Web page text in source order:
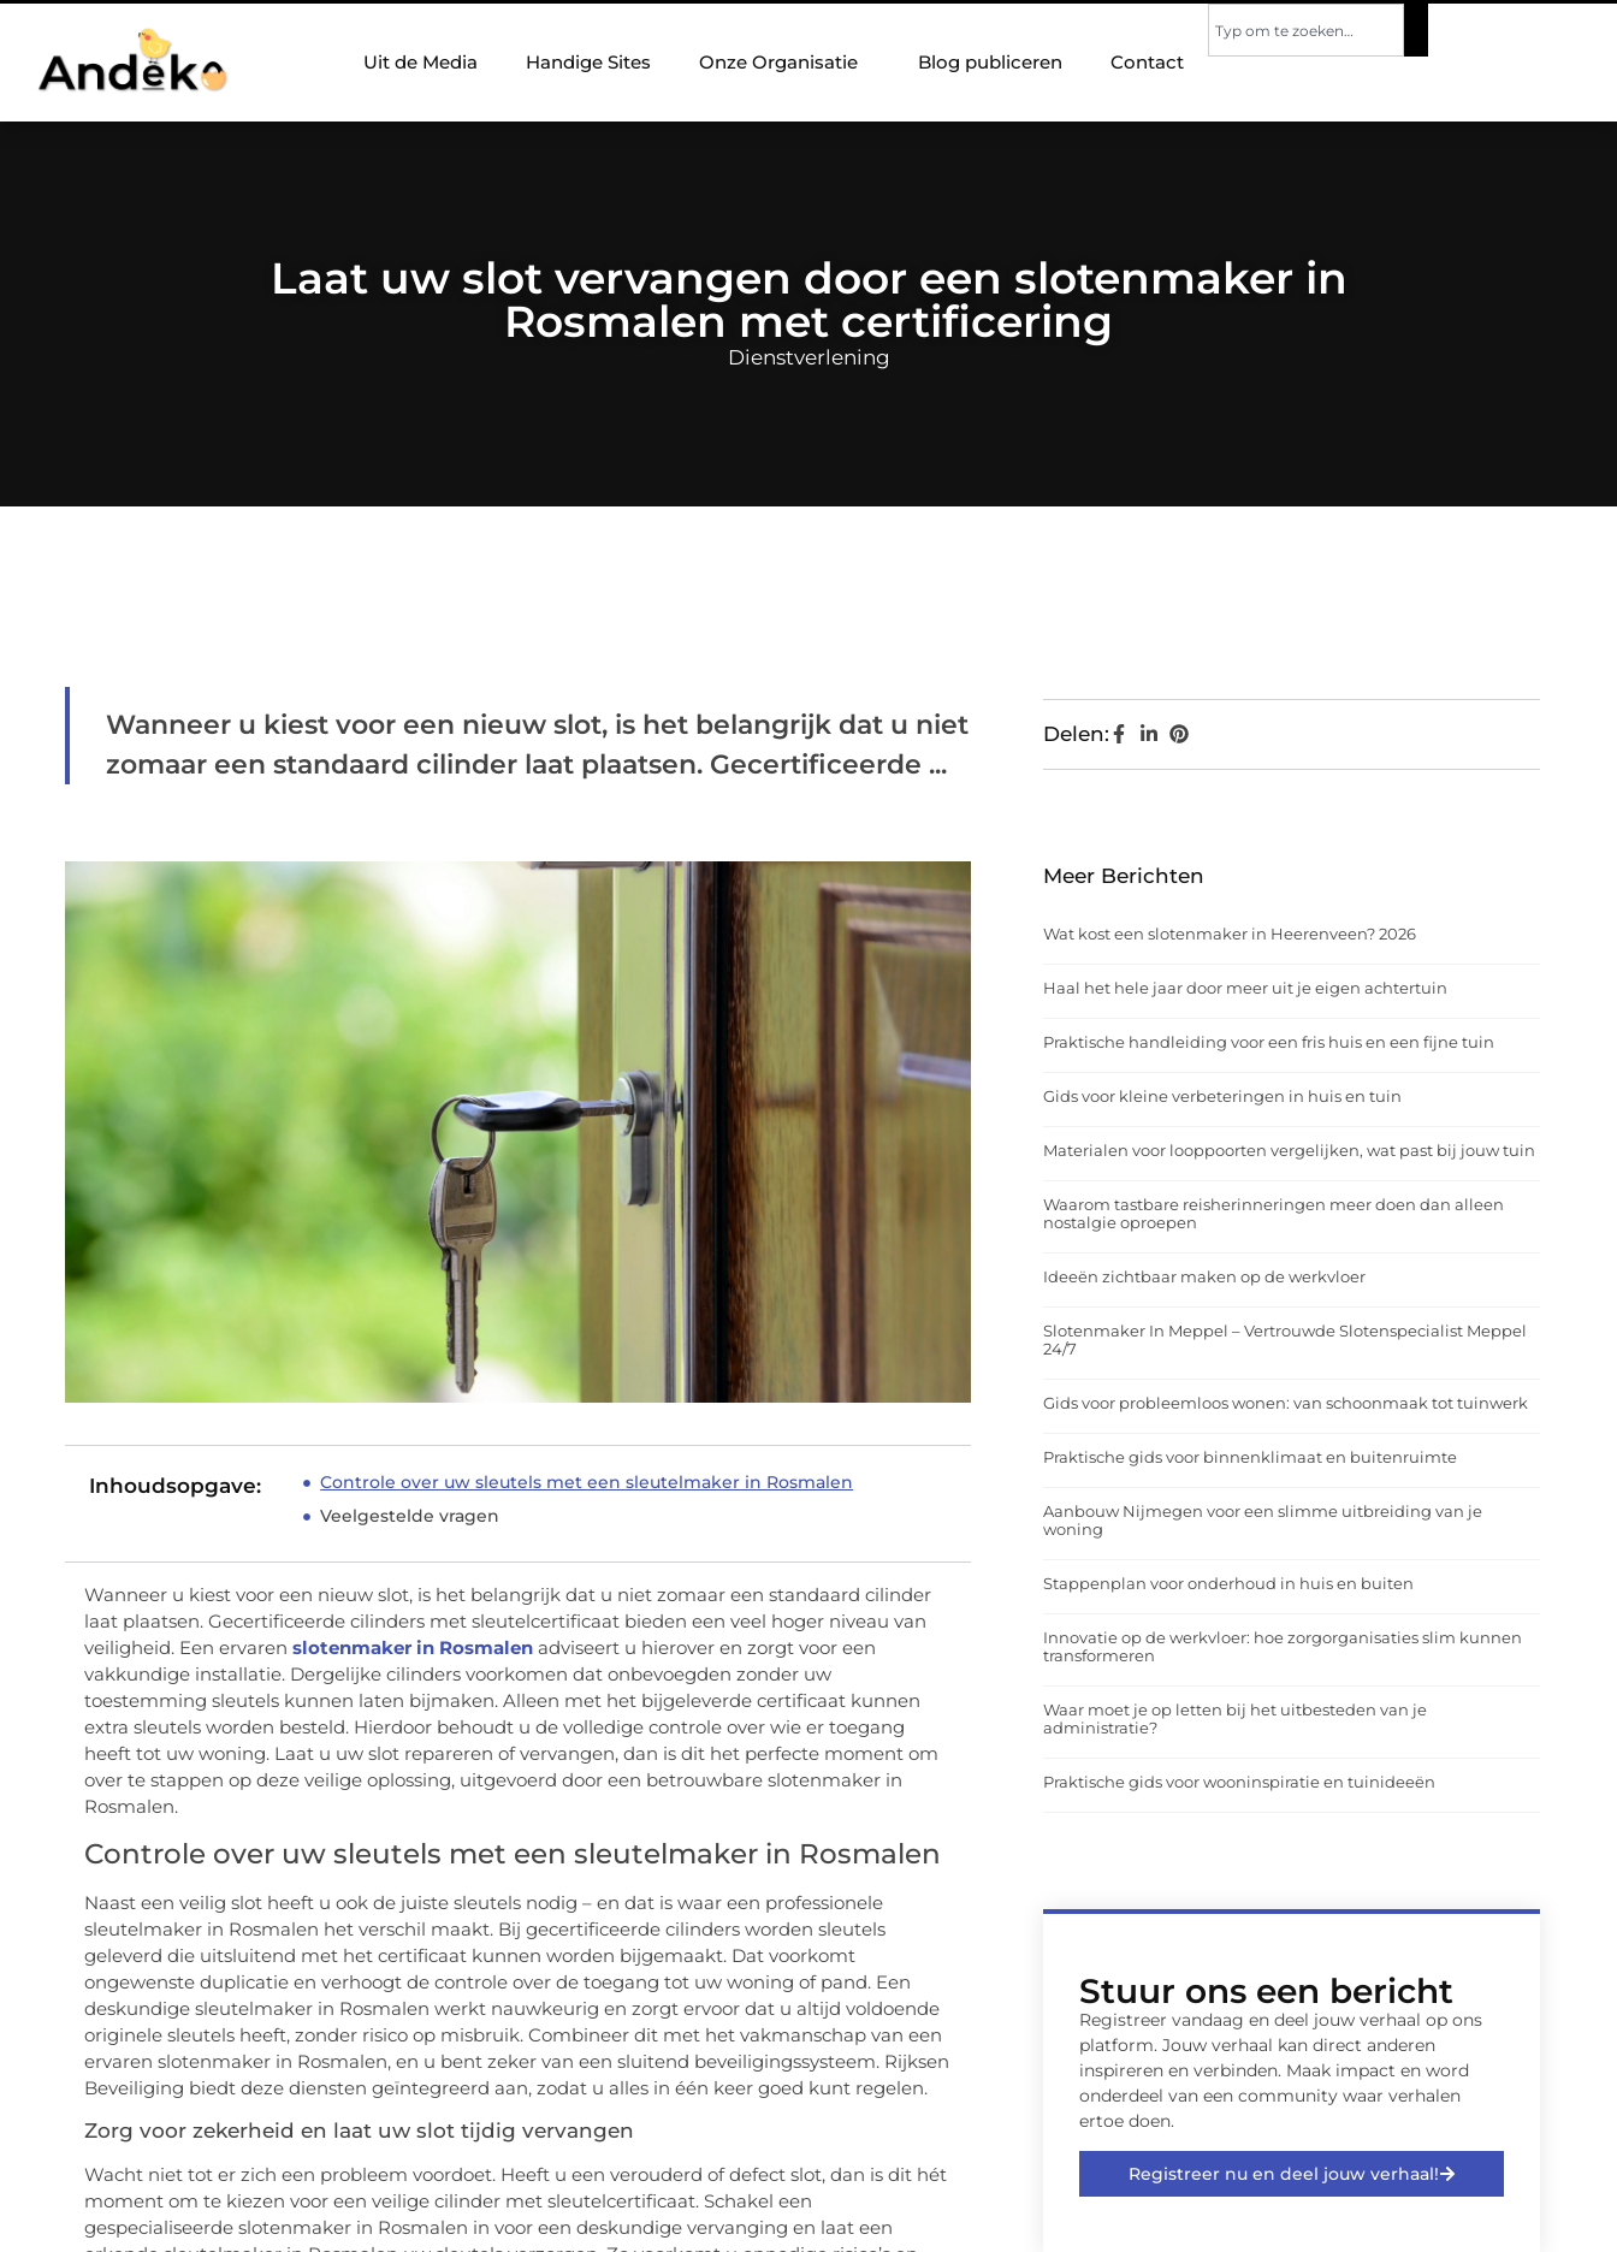
Uit de Media Handige Sites Onze Organisatie Blog publiceren Contact
Laat uw slot vervangen door een slotenmaker in
Rosmalen met certificering
Dienstverlening
Wanneer u kiest voor een nieuw slot, is het belangrijk dat u niet
zomaar een standaard cilinder laat plaatsen. Gecertificeerde ...
Inhoudsopgave:
Controle over uw sleutels met een sleutelmaker in Rosmalen
Veelgestelde vragen
Wanneer u kiest voor een nieuw slot, is het belangrijk dat u niet zomaar een standaard cilinder
laat plaatsen. Gecertificeerde cilinders met sleutelcertificaat bieden een veel hoger niveau van
veiligheid. Een ervaren slotenmaker in Rosmalenadviseert u hierover en zorgt voor een
vakkundige installatie. Dergelijke cilinders voorkomen dat onbevoegden zonder uw
toestemming sleutels kunnen laten bijmaken. Alleen met het bijgeleverde certificaat kunnen
extra sleutels worden besteld. Hierdoor behoudt u de volledige controle over wie er toegang
heeft tot uw woning. Laat u uw slot repareren of vervangen, dan is dit het perfecte moment om
over te stappen op deze veilige oplossing, uitgevoerd door een betrouwbare slotenmaker in
Rosmalen.
Controle over uw sleutels met een sleutelmaker in Rosmalen
Naast een veilig slot heeft u ook de juiste sleutels nodig – en dat is waar een professionele
sleutelmaker in Rosmalen het verschil maakt. Bij gecertificeerde cilinders worden sleutels
geleverd die uitsluitend met het certificaat kunnen worden bijgemaakt. Dat voorkomt
ongewenste duplicatie en verhoogt de controle over de toegang tot uw woning of pand. Een
deskundige sleutelmaker in Rosmalen werkt nauwkeurig en zorgt ervoor dat u altijd voldoende
originele sleutels heeft, zonder risico op misbruik. Combineer dit met het vakmanschap van een
ervaren slotenmaker in Rosmalen, en u bent zeker van een sluitend beveiligingssysteem. Rijksen
Beveiliging biedt deze diensten geïntegreerd aan, zodat u alles in één keer goed kunt regelen.
Zorg voor zekerheid en laat uw slot tijdig vervangen
Wacht niet tot er zich een probleem voordoet. Heeft u een verouderd of defect slot, dan is dit hét
moment om te kiezen voor een veilige cilinder met sleutelcertificaat. Schakel een
gespecialiseerde slotenmaker in Rosmalen in voor een deskundige vervanging en laat een
Delen:
Meer Berichten
Wat kost een slotenmaker in Heerenveen? 2026
Haal het hele jaar door meer uit je eigen achtertuin
Praktische handleiding voor een fris huis en een fijne tuin
Gids voor kleine verbeteringen in huis en tuin
Materialen voor looppoorten vergelijken, wat past bij jouw tuin
Waarom tastbare reisherinneringen meer doen dan alleen
nostalgie oproepen
Ideeën zichtbaar maken op de werkvloer
Slotenmaker In Meppel – Vertrouwde Slotenspecialist Meppel
24/7
Gids voor probleemloos wonen: van schoonmaak tot tuinwerk
Praktische gids voor binnenklimaat en buitenruimte
Aanbouw Nijmegen voor een slimme uitbreiding van je
woning
Stappenplan voor onderhoud in huis en buiten
Innovatie op de werkvloer: hoe zorgorganisaties slim kunnen
transformeren
Waar moet je op letten bij het uitbesteden van je
administratie?
Praktische gids voor wooninspiratie en tuinideeën
Stuur ons een bericht
Registreer vandaag en deel jouw verhaal op ons
platform. Jouw verhaal kan direct anderen
inspireren en verbinden. Maak impact en word
onderdeel van een community waar verhalen
ertoe doen.
Registreer nu en deel jouw verhaal!